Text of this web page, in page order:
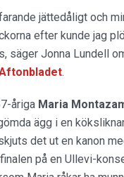
jättedåligt och
efter kunde jag
säger Jonna Lundell
.
åriga Maria
ägg i en
det ut en kanon
på en Ullevi-